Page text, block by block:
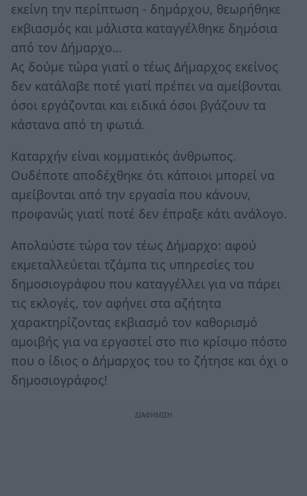
εκείνη την περίπτωση - δημάρχου, θεωρήθηκε
εκβιασμός και μάλιστα καταγγέλθηκε δημόσια
από τον Δήμαρχο…
Ας δούμε τώρα γιατί ο τέως Δήμαρχος εκείνος
δεν κατάλαβε ποτέ γιατί πρέπει να αμείβονται
όσοι εργάζονται και ειδικά όσοι βγάζουν τα
κάστανα από τη φωτιά.
Καταρχήν είναι κομματικός άνθρωπος.
Ουδέποτε αποδέχθηκε ότι κάποιοι μπορεί να
αμείβονται από την εργασία που κάνουν,
προφανώς γιατί ποτέ δεν έπραξε κάτι ανάλογο.
Απολαύστε τώρα τον τέως Δήμαρχο: αφού
εκμεταλλεύεται τζάμπα τις υπηρεσίες του
δημοσιογράφου που καταγγέλλει για να πάρει
τις εκλογές, τον αφήνει στα αζήτητα
χαρακτηρίζοντας εκβιασμό τον καθορισμό
αμοιβής για να εργαστεί στο πιο κρίσιμο πόστο
που ο ίδιος ο Δήμαρχος του το ζήτησε και όχι ο
δημοσιογράφος!